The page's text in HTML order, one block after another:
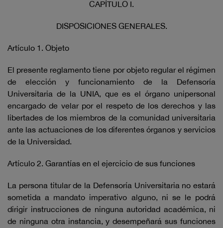
CAPÍTULO I.
DISPOSICIONES GENERALES.
Artículo 1. Objeto
El presente reglamento tiene por objeto regular el régimen
de elección y funcionamiento de la Defensoría
Universitaria de la UNIA, que es el órgano unipersonal
encargado de velar por el respeto de los derechos y las
libertades de los miembros de la comunidad universitaria
ante las actuaciones de los diferentes órganos y servicios
de la Universidad.
Artículo 2. Garantías en el ejercicio de sus funciones
La persona titular de la Defensoría Universitaria no estará
sometida a mandato imperativo alguno, ni se le podrá
dirigir instrucciones de ninguna autoridad académica, ni
de ninguna otra instancia, y desempeñará sus funciones